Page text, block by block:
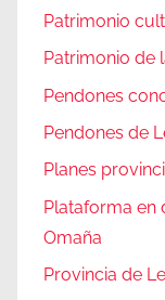
Patrimonio
Patrimonio de
Pendones
Pendones de
Planes
Plataforma en
Omaña
Provincia de